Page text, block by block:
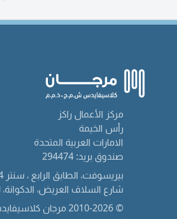
مركز الأعمال راكز
رأس الخيمة
الامارات العربية المتحدة
صندوق بريد: 294474
بيريسوفت، الطابق الرابع ، سنتر 1044 الدكوانة
شارع السلاف العريض، الدكوانة،
© 2010-2026 مرجان كلاسيفايدس